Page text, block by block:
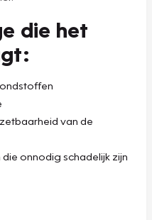
die het
van de
onnodig schadelijk zijn